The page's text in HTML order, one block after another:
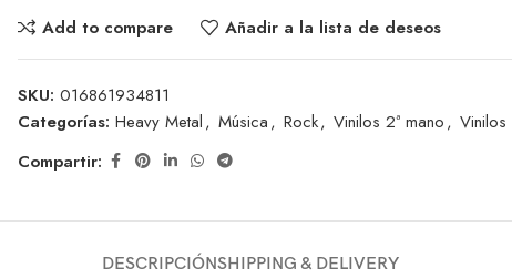
Add to compare Añadir a la lista de deseos
SKU: 016861934811
Categorías: Heavy Metal, Música, Rock, Vinilos 2ª mano,
Compartir:
DESCRIPCIÓNSHIPPING & DELIVERY